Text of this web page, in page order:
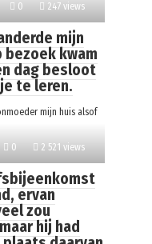
0 247 views
mijn
kwam
dag besloot
te leren.
mijn huis alsof
0 2 521 views
ervan
zou
hij had